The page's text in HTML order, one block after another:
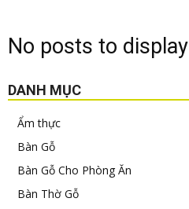
No posts to display
DANH MỤC
Ẩm thực
Bàn Gỗ
Bàn Gỗ Cho Phòng Ăn
Bàn Thờ Gỗ